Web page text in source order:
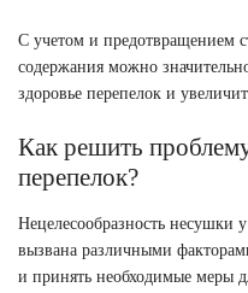
С учетом и предотвращением
содержания можно
здоровье перепелок и
Как решить
перепелок?
Нецелесообразность несушки
вызвана различными
и принять необходимые меры